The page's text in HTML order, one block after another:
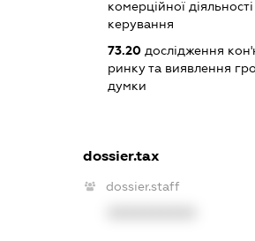
комерційної
керування
73.20дослідження
ринку та виявлення
думки
dossier.tax
dossier.staff